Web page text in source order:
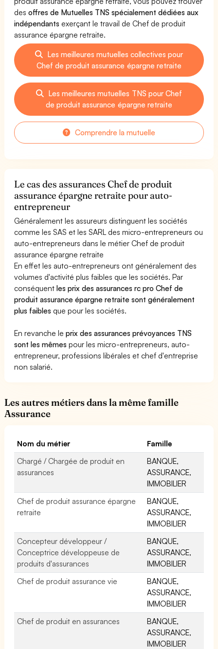
desoffres de Mutuelles TNS spécialement dédiées aux
indépendants exerçant le travail de Chef de produit
assurance épargne retraite.
Les meilleures mutuelles collectives pour
Chef de produit assurance épargne retraite
Les meilleures mutuelles TNS pour Chef
de produit assurance épargne retraite
Comprendre la mutuelle
Le cas des assurances Chef de produit
assurance épargne retraite pour auto-
entrepreneur
Généralement les assureurs distinguent les sociétés
comme les SAS et les SARL des micro-entrepreneurs ou
auto-entrepreneurs dans le métier Chef de produit
assurance épargne retraite
En effet les auto-entrepreneurs ont généralement des
volumes d'activité plus faibles que les sociétés. Par
conséquentles prix des assurances rc pro Chef de
produit assurance épargne retraite sont généralement
plus faibles que pour les sociétés.
En revanche leprix des assurances prévoyances TNS
sont les mêmes pour les micro-entrepreneurs, auto-
entrepreneur, professions libérales et chef d'entreprise
non salarié.
Les autres métiers dans la même famille
Assurance
Nom du métier
Famille
Chargé / Chargée de produit en
assurances
BANQUE,
ASSURANCE,
IMMOBILIER
Chef de produit assurance épargne
retraite
BANQUE,
ASSURANCE,
IMMOBILIER
Concepteur développeur /
Conceptrice développeuse de
produits d'assurances
BANQUE,
ASSURANCE,
IMMOBILIER
Chef de produit assurance vie
BANQUE,
ASSURANCE,
IMMOBILIER
Chef de produit en assurances
BANQUE,
ASSURANCE,
IMMOBILIER